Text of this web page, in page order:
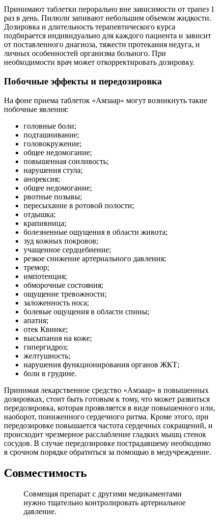
Принимают таблетки перорально вне зависимости от трапез 1
раз в день. Пилюли запивают небольшим объемом жидкости.
Дозировка и длительность терапевтического курса
подбирается индивидуально для каждого пациента и зависит
от поставленного диагноза, тяжести протекания недуга, и
личных особенностей организма больного. При
необходимости врач может откорректировать дозировку.
Побочные эффекты и передозировка
На фоне приема таблеток «Амзаар» могут возникнуть такие
побочные явления:
головные боли;
подташнивание;
головокружение;
общее недомогание;
повышенная сонливость;
нарушения стула;
анорексия;
общее недомогание;
рвотные позывы;
пересыхание в ротовой полости;
отдышка;
крапивница;
болезненные ощущения в области живота;
зуд кожных покровов;
учащенное сердцебиение;
резкое снижение артериального давления;
тремор;
импотенция;
обморочные состояния;
ощущение тревожности;
заложенность носа;
болевые ощущения в области спины;
апатия;
отек Квинке;
высыпания на коже;
гипергидроз;
желтушность;
нарушения функционирования органов ЖКТ;
боли в грудине.
Принимая лекарственное средство «Амзаар» в повышенных
дозировках, стоит быть готовым к тому, что может развиться
передозировка, которая проявляется в виде повышенного или,
наоборот, пониженного сердечного ритма. Кроме этого, при
передозировке повышается частота сердечных сокращений, и
происходит чрезмерное расслабление гладких мышц стенок
сосудов. В случае передозировке пострадавшему необходимо
в срочном порядке обратиться за помощью в медучреждение.
Совместимость
Совмещая препарат с другими медикаментами
нужно тщательно контролировать артериальное
давление.